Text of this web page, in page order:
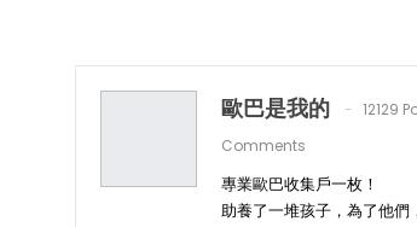
歐巴是我的 12129
Comments
專業歐巴收集戶一枚！
助養了一堆孩子，為了他們